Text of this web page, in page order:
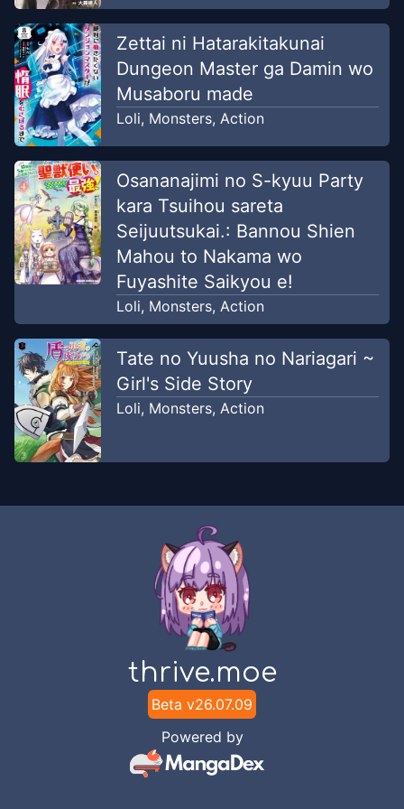
Zettai ni Hatarakitakunai
Dungeon Master ga Damin wo
Musaboru made
Loli, Monsters, Action
Osananajimi no S-kyuu Party
kara Tsuihou sareta
Seijuutsukai.: Bannou Shien
Mahou to Nakama wo
Fuyashite Saikyou e!
Loli, Monsters, Action
Tate no Yuusha no Nariagari ~
Girl's Side Story
Loli, Monsters, Action
thrive.moe
Beta v26.07.09
Powered by